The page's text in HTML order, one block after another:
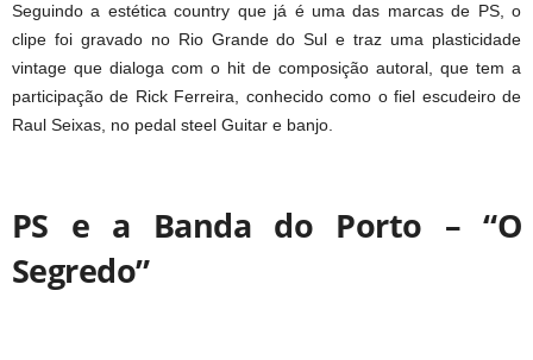
Seguindo a estética country que já é uma das marcas de PS, o
clipe foi gravado no Rio Grande do Sul e traz uma plasticidade
vintage que dialoga com o hit de composição autoral, que tem a
participação de Rick Ferreira, conhecido como o fiel escudeiro de
Raul Seixas, no pedal steel Guitar e banjo.
PS e a Banda do Porto – “O
Segredo”